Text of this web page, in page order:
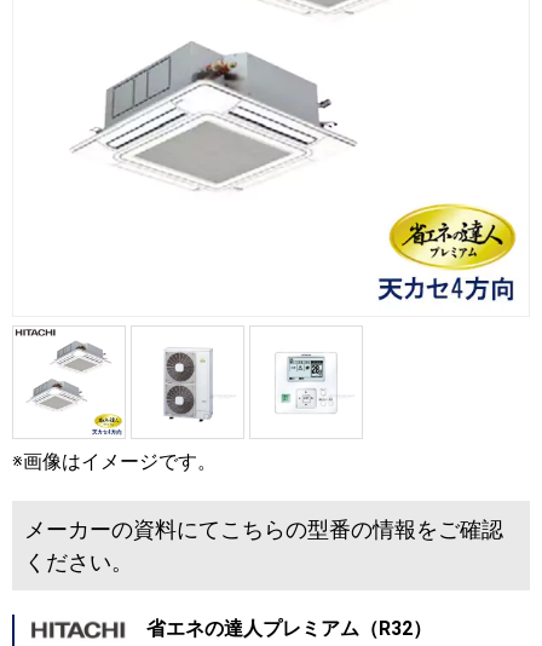
※画像はイメージです。
メーカーの資料にてこちらの型番の情報をご確認
ください。
省エネの達人プレミアム（R32）